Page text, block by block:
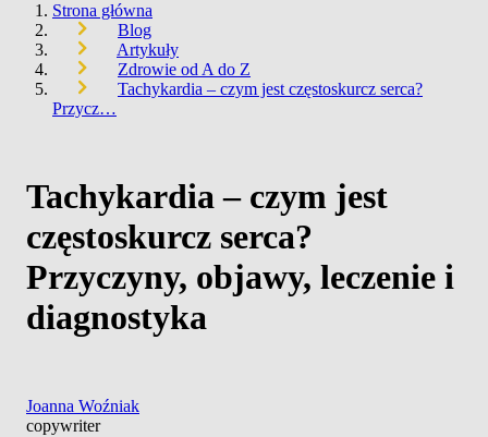
Strona główna
Blog
Artykuły
Zdrowie od A do Z
Tachykardia – czym jest częstoskurcz serca?
Przycz…
Tachykardia – czym jest
częstoskurcz serca?
Przyczyny, objawy, leczenie i
diagnostyka
Joanna Woźniak
copywriter